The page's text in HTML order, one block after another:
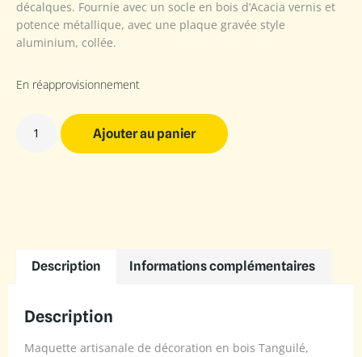
décalques. Fournie avec un socle en bois d’Acacia vernis et
potence métallique, avec une plaque gravée style
aluminium, collée.
En réapprovisionnement
Ajouter au panier
Description Informations complémentaires
Description
Maquette artisanale de décoration en bois Tanguilé,